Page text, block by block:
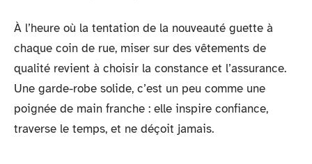
À l’heure où la tentation de la nouveauté guette à
chaque coin de rue, miser sur des vêtements de
qualité revient à choisir la constance et l’assurance.
Une garde-robe solide, c’est un peu comme une
poignée de main franche : elle inspire confiance,
traverse le temps, et ne déçoit jamais.